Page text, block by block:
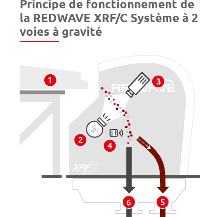
Principe de fonctionnement de
la REDWAVE XRF/C Système à 2
voies à gravité